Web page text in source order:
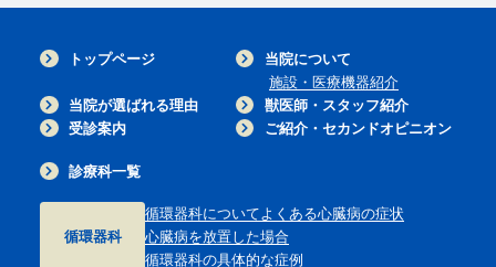
トップページ
当院について
施設・医療機器紹介
当院が選ばれる理由
獣医師・スタッフ紹介
受診案内
ご紹介・セカンドオピニオン
診療科一覧
循環器科
循環器科についてよくある心臓病の症状
心臓病を放置した場合
循環器科の具体的な症例